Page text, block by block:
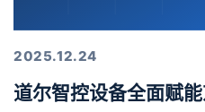
2025.12.24
道尔智控设备全面赋